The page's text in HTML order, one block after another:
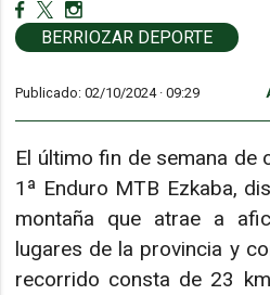
BERRIOZAR DEPORTE
Publicado: 02/10/2024 ·09:29
El último fin de semana de
1ª Enduro MTB Ezkaba,
montaña que atrae a
lugares de la provincia y
recorrido consta de 23